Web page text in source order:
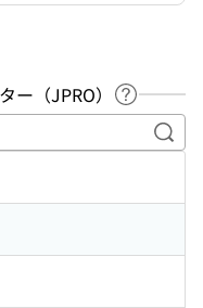
ー（JPRO）
ヘルプペ
キ